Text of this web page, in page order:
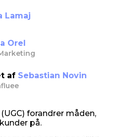
Lamaj
Orel
af Sebastian Novin
(UGC) forandrer måden,
på.